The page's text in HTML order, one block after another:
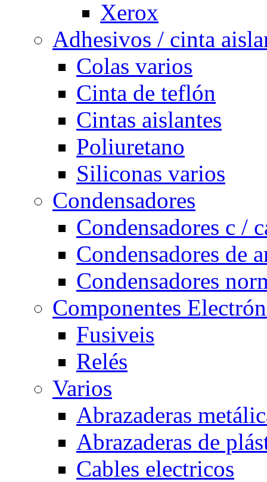
Xerox
Adhesivos / cinta
Colas varios
Cinta de teflón
Cintas aislantes
Poliuretano
Siliconas varios
Condensadores
Condensadores c /
Condensadores de
Condensadores
Componentes
Fusiveis
Relés
Varios
Abrazaderas
Abrazaderas de
Cables electricos